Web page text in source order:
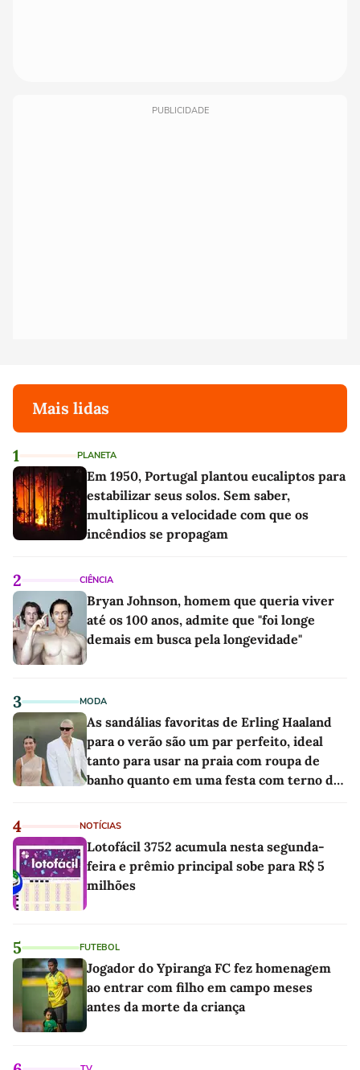
PUBLICIDADE
Mais lidas
1 PLANETA
Em 1950, Portugal plantou eucaliptos para
estabilizar seus solos. Sem saber,
multiplicou a velocidade com que os
incêndios se propagam
2 CIÊNCIA
Bryan Johnson, homem que queria viver
até os 100 anos, admite que "foi longe
demais em busca pela longevidade"
3 MODA
As sandálias favoritas de Erling Haaland
para o verão são um par perfeito, ideal
tanto para usar na praia com roupa de
banho quanto em uma festa com terno de
4 NOTÍCIAS
Lotofácil 3752 acumula nesta segunda-
feira e prêmio principal sobe para R$ 5
milhões
5 FUTEBOL
Jogador do Ypiranga FC fez homenagem
ao entrar com filho em campo meses
antes da morte da criança